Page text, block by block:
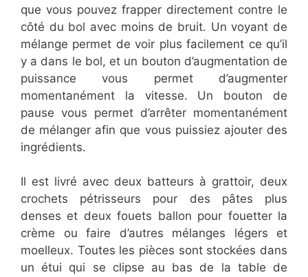
que vous pouvez frapper directement contre le
côté du bol avec moins de bruit. Un voyant de
mélange permet de voir plus facilement ce qu’il
y a dans le bol, et un bouton d’augmentation de
puissance vous permet d’augmenter
momentanément la vitesse. Un bouton de
pause vous permet d’arrêter momentanément
de mélanger afin que vous puissiez ajouter des
ingrédients.
Il est livré avec deux batteurs à grattoir, deux
crochets pétrisseurs pour des pâtes plus
denses et deux fouets ballon pour fouetter la
crème ou faire d’autres mélanges légers et
moelleux. Toutes les pièces sont stockées dans
un étui qui se clipse au bas de la table de